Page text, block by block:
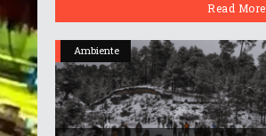
Read More
Ambiente